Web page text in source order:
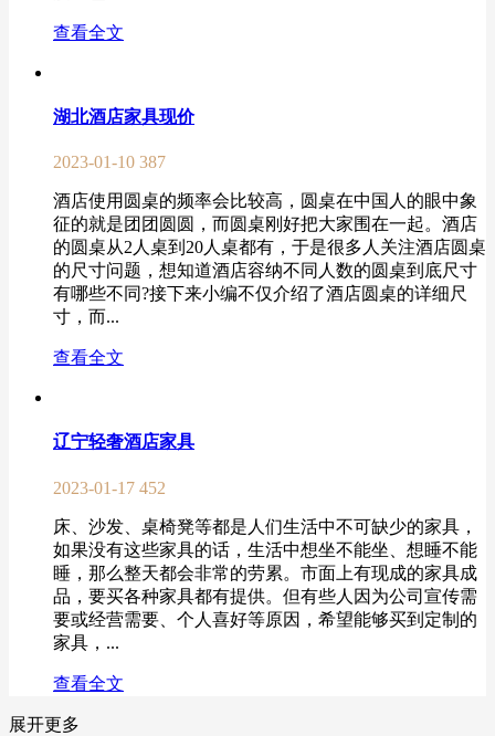
查看全文
湖北酒店家具现价
2023-01-10 387
酒店使用圆桌的频率会比较高，圆桌在中国人的眼中象
征的就是团团圆圆，而圆桌刚好把大家围在一起。酒店
的圆桌从2人桌到20人桌都有，于是很多人关注酒店圆桌
的尺寸问题，想知道酒店容纳不同人数的圆桌到底尺寸
有哪些不同?接下来小编不仅介绍了酒店圆桌的详细尺
寸，而...
查看全文
辽宁轻奢酒店家具
2023-01-17 452
床、沙发、桌椅凳等都是人们生活中不可缺少的家具，
如果没有这些家具的话，生活中想坐不能坐、想睡不能
睡，那么整天都会非常的劳累。市面上有现成的家具成
品，要买各种家具都有提供。但有些人因为公司宣传需
要或经营需要、个人喜好等原因，希望能够买到定制的
家具，...
查看全文
展开更多